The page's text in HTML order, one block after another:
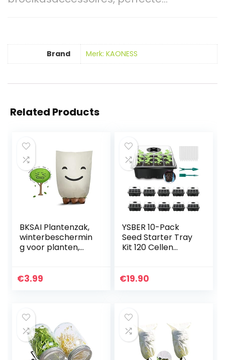
Brand Merk: KAONESS
Related Products
BKSAI Plantenzak,
winterbeschermin
g voor planten,
g/m²,
€3.99
YSBER 10-Pack
Seed Starter Tray
Kit 120 Cellen
Plantenstartset
€19.90